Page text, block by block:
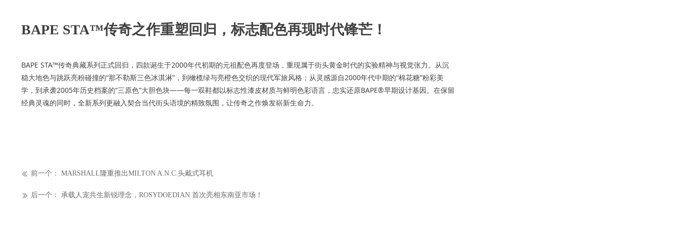
BAPE STA™传奇之作重塑回归，标志配色再现时代锋芒！
BAPE STA™传奇典藏系列正式回归，四款诞生于2000年代初期的元祖配色再度登场，重现属于街头黄金时代的实验精神与视觉张力。从沉
稳大地色与跳跃亮粉碰撞的“那不勒斯三色冰淇淋”，到橄榄绿与亮橙色交织的现代军旅风格；从灵感源自2000年代中期的“棉花糖”粉彩美
学，到承袭2005年历史档案的“三原色”大胆色块——每一双鞋都以标志性漆皮材质与鲜明色彩语言，忠实还原BAPE®早期设计基因。在保留
经典灵魂的同时，全新系列更融入契合当代街头语境的精致氛围，让传奇之作焕发崭新生命力。
ꅃ 前一个： MARSHALL隆重推出MILTON A.N.C.头戴式耳机
ꅀ 后一个： 承载人宠共生新锐理念，ROSYDOEDIAN 首次亮相东南亚市场！